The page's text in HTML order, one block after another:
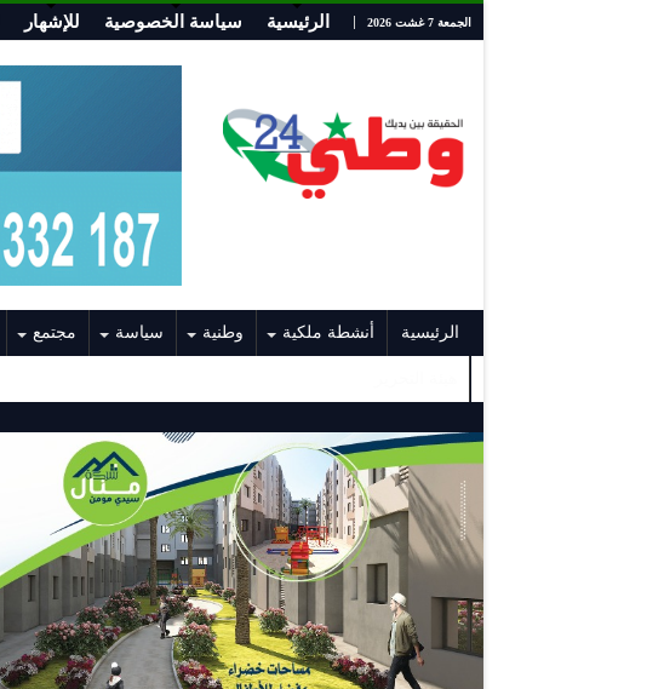
الجمعة 7 غشت 2026 الرئيسية سياسة الخصوصية للإشهار
الرئيسية أنشطة ملكية وطنية سياسة مجتمع